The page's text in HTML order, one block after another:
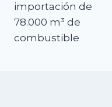
entradas
importación de
78.000 m³ de
combustible